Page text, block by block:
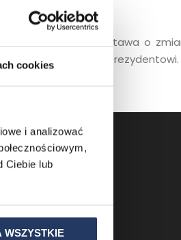
cookies
i analizować
Ciebie lub
WSZYSTKIE
W tym dniu ustawa o
Senatu i Prezydentowi.